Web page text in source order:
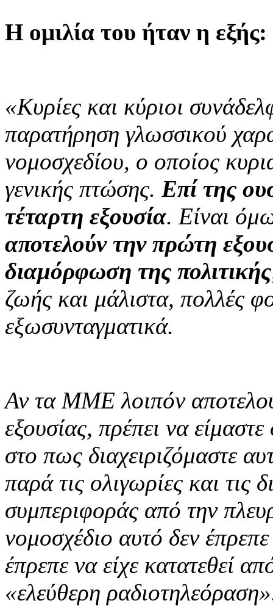
Η ομιλία του ήταν η εξής:
«Κυρίες και κύριοι
παρατήρηση γλωσσικού
νομοσχεδίου, ο οποίος
γενικής πτώσης. Επί της
τέταρτη εξουσία. Είναι
αποτελούν την πρώτη
διαμόρφωση της πολιτικής
ζωής και μάλιστα, πολλές
εξωσυνταγματικά.
Αν τα ΜΜΕ λοιπόν
εξουσίας, πρέπει να
στο πως διαχειριζόμαστε
παρά τις ολιγωρίες και τις
συμπεριφοράς από την
νομοσχέδιο αυτό δεν
έπρεπε να είχε κατατεθεί
«ελεύθερη